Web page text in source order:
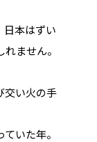
日本はずい
ません。
交い火の手
いた年。